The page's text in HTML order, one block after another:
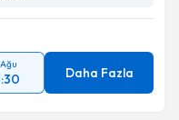
Daha Fazla